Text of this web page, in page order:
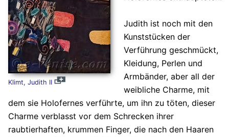
Klimt, Judith II
Judith ist noch mit den
Kunststücken der
Verführung geschmückt,
Kleidung, Perlen und
Armbänder, aber all der
weibliche Charme, mit
dem sie Holofernes verführte, um ihn zu töten, dieser
Charme verblasst vor dem Schrecken ihrer
raubtierhaften, krummen Finger, die nach den Haaren